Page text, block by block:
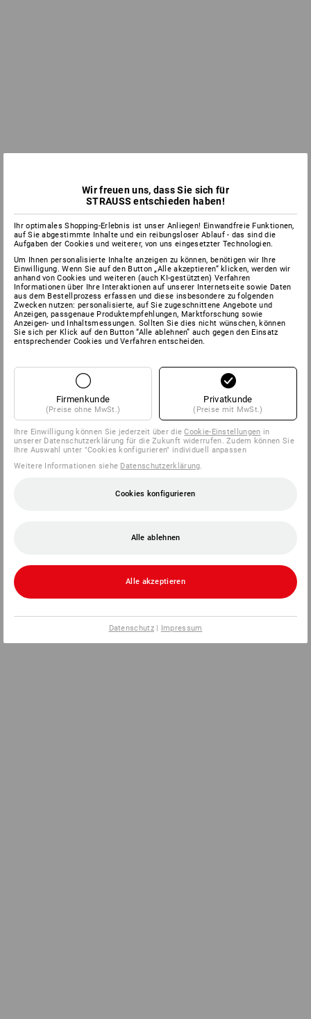
Wir freuen uns, dass Sie sich für
STRAUSS entschieden haben!
Ihr optimales Shopping-Erlebnis ist unser Anliegen! Einwandfreie Funktionen,
auf Sie abgestimmte Inhalte und ein reibungsloser Ablauf - das sind die
Aufgaben der Cookies und weiterer, von uns eingesetzter Technologien.
Um Ihnen personalisierte Inhalte anzeigen zu können, benötigen wir Ihre
Einwilligung. Wenn Sie auf den Button „Alle akzeptieren“ klicken, werden wir
anhand von Cookies und weiteren (auch KI-gestützten) Verfahren
Informationen über Ihre Interaktionen auf unserer Internetseite sowie Daten
aus dem Bestellprozess erfassen und diese insbesondere zu folgenden
Zwecken nutzen: personalisierte, auf Sie zugeschnittene Angebote und
Anzeigen, passgenaue Produktempfehlungen, Marktforschung sowie
Anzeigen- und Inhaltsmessungen. Sollten Sie dies nicht wünschen, können
Sie sich per Klick auf den Button “Alle ablehnen” auch gegen den Einsatz
entsprechender Cookies und Verfahren entscheiden.
Firmenkunde
(Preise ohne MwSt.)
Privatkunde
(Preise mit MwSt.)
Ihre Einwilligung können Sie jederzeit über dieCookie-Einstellungen in
unserer Datenschutzerklärung für die Zukunft widerrufen. Zudem können Sie
Ihre Auswahl unter "Cookies konfigurieren" individuell anpassen
Weitere Informationen siehe Datenschutzerklärung.
Cookies konfigurieren
Alle ablehnen
Alle akzeptieren
Datenschutz| Impressum